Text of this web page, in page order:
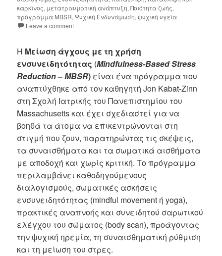
καρκίνος, μετατραυματική ανάπτυξη,Ποιότητα ζωής,
πρόγραμμα MBSR,Ψυχική Ενδυνάμωση,ψυχική υγεία
Leave a comment
Η Μείωση άγχους με τη χρήση
ενσυνειδητότητας (Mindfulness-Based Stress
Reduction – MBSR) είναι ένα πρόγραμμα που
αναπτύχθηκε από τον καθηγητή Jon Kabat-Zinn
στη Σχολή Ιατρικής του Πανεπιστημίου του
Massachusetts και έχει σχεδιαστεί για να
βοηθά τα άτομα να επικεντρώνονται στη
στιγμή που ζουν, παρατηρώντας τις σκέψεις,
τα συναισθήματα και τα σωματικά αισθήματα
με αποδοχή και χωρίς κριτική. Το πρόγραμμα
περιλαμβάνει καθοδηγούμενους
διαλογισμούς, σωματικές ασκήσεις
ενσυνειδητότητας (mindful movement ή yoga),
πρακτικές αναπνοής και συνειδητού σαρωτικού
ελέγχου του σώματος (body scan), προάγοντας
την ψυχική ηρεμία, τη συναισθηματική ρύθμιση
και τη μείωση του στρες.